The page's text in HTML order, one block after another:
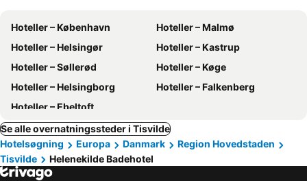
Hoteller – København
Hoteller – Malmø
Hoteller – Helsingør
Hoteller – Kastrup
Hoteller – Søllerød
Hoteller – Køge
Hoteller – Helsingborg
Hoteller – Falkenberg
Hoteller – Ebeltoft
Se alle overnatningssteder i Tisvilde
Hotelsøgning
Europa Danmark
Region Hovedstaden
Tisvilde
Helenekilde Badehotel